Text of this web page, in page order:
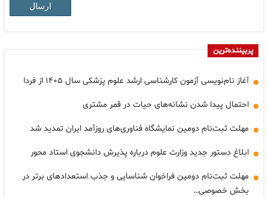
ارسال
پربیننده‌ترین
آغاز نام‌نویسی آزمون کارشناسی ارشد علوم پزشکی سال ۱۴۰۵ از فردا
احتمال پیدا شدن نشانه‌های حیات در قمر مشتری
مهلت ثبت‌نام دومین نمایشگاه فناوری‌های روزآمد ایران تمدید شد
ابلاغ دستور جدید وزارت علوم درباره پذیرش دانشجوی استاد محور
مهلت ثبت‌نام دومین فراخوان شناسایی و جذب استعدادهای برتر در
بخش خصوصی…